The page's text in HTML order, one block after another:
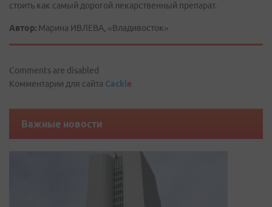
стоить как самый дорогой лекарственный препарат.
Автор: Марина ИВЛЕВА, «Владивосток»
Comments are disabled
Комментарии для сайта Cackle
Важные новости